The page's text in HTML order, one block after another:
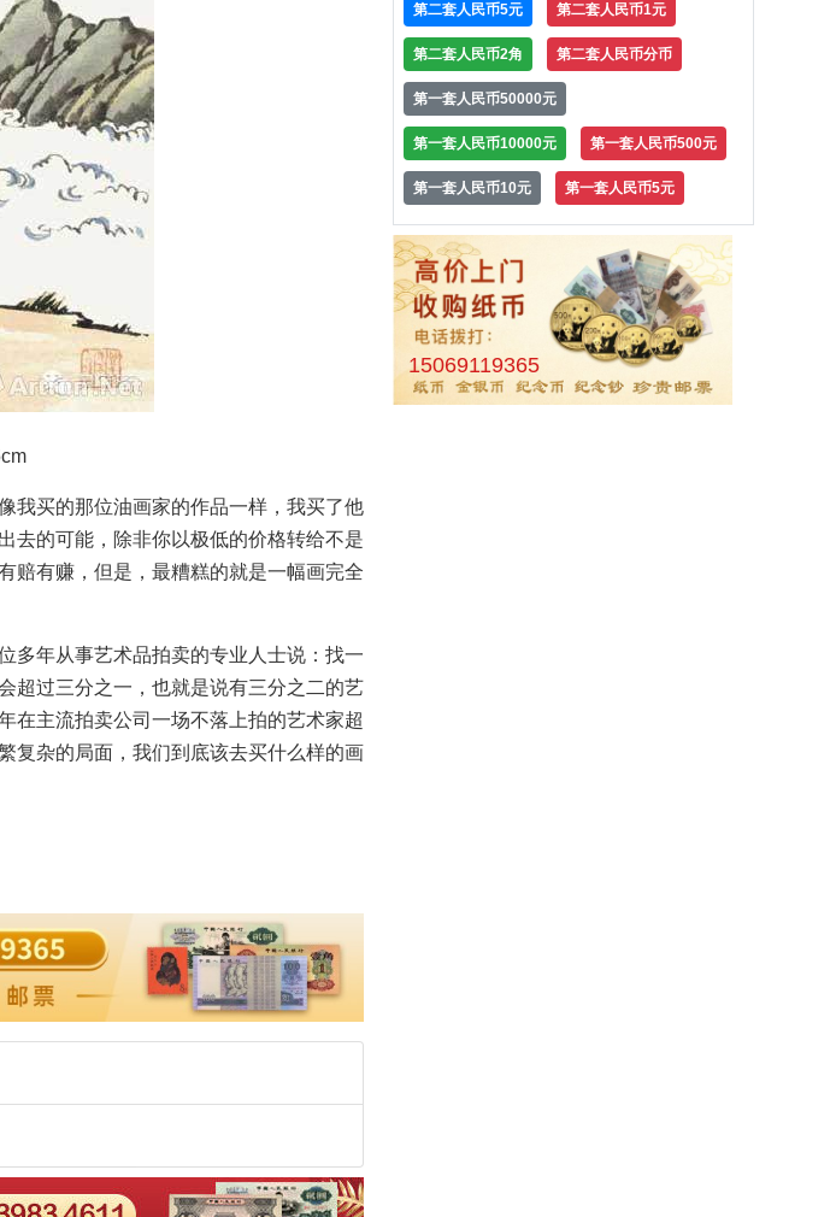
买的那位油画家的作品一样，我买了他
去的可能，除非你以极低的价格转给不是
赔有赚，但是，最糟糕的就是一幅画完全
年从事艺术品拍卖的专业人士说：找一
超过三分之一，也就是说有三分之二的艺
在主流拍卖公司一场不落上拍的艺术家超
复杂的局面，我们到底该去买什么样的画
第二套人民币5元 第二套人民币1元
第二套人民币2角 第二套人民币分币
第一套人民币50000元
第一套人民币10000元 第一套人民币500元
第一套人民币10元 第一套人民币5元
15069119365